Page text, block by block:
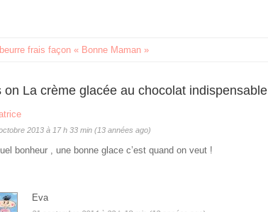
frais façon « Bonne Maman »
on La crème glacée au chocolat indispensable
2013 à 17 h 33 min (13 années ago)
bonheur , une bonne glace c’est quand on veut !
Eva